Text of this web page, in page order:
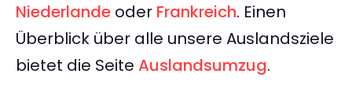
Niederlande oder Frankreich. Einen
Überblick über alle unsere Auslandsziele
bietet die Seite Auslandsumzug.